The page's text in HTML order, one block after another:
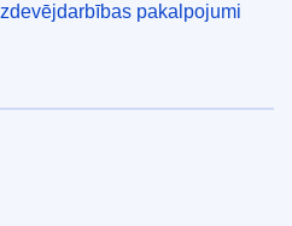
pakalpojumi